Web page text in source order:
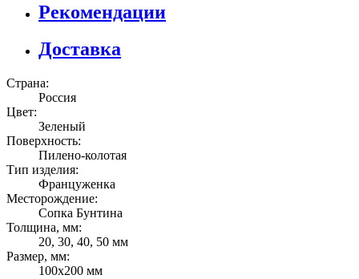
Рекомендации
Доставка
Страна:
Россия
Цвет:
Зеленый
Поверхность:
Пилено-колотая
Тип изделия:
Француженка
Месторождение:
Сопка Бунтина
Толщина, мм:
20, 30, 40, 50 мм
Размер, мм:
100x200 мм